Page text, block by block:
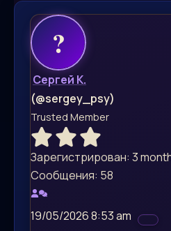
Сергей К.
(@sergey_psy)
Trusted Member
Зарегистрирован: 3
Сообщения: 58
19/05/2026 8:53 am